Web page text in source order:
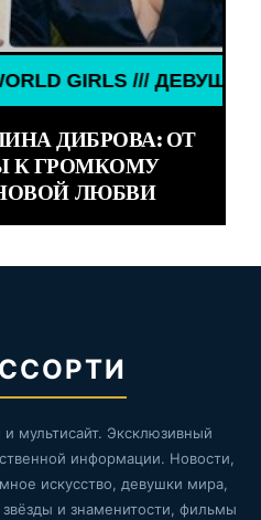
/// ДЕВУШКИ
ДИБРОВА: ОТ
К ГРОМКОМУ
ЛЮБВИ
мультисайт. Эксклюзивный
информации. Новости,
искусство, девушки мира,
и знаменитости, фильмы